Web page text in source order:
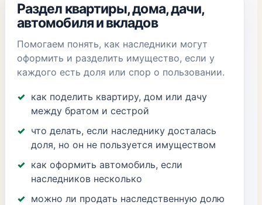
Раздел квартиры, дома, дачи,
автомобиля и вкладов
Помогаем понять, как наследники могут
оформить и разделить имущество, если у
каждого есть доля или спор о пользовании.
как поделить квартиру, дом или дачу
между братом и сестрой
что делать, если наследнику досталась
доля, но он не пользуется имуществом
как оформить автомобиль, если
наследников несколько
можно ли продать наследственную долю